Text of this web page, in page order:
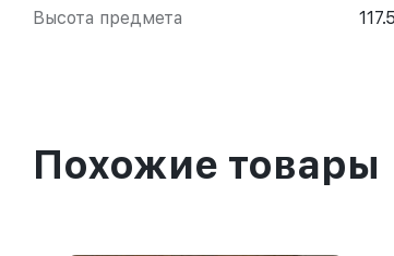
Высота предмета 117.5
Похожие товары